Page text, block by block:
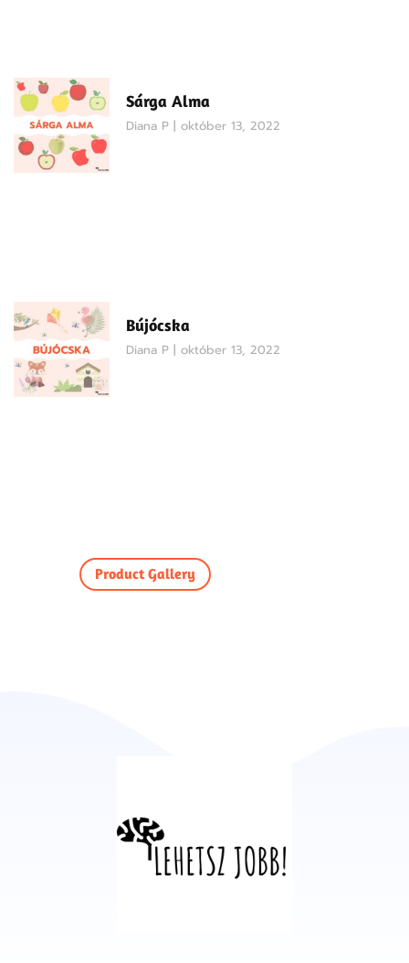
Sárga Alma
Diana P október 13, 2022
Bújócska
Diana P október 13, 2022
Product Gallery